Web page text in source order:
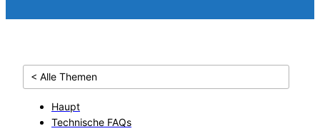
< Alle Themen
Haupt
Technische FAQs